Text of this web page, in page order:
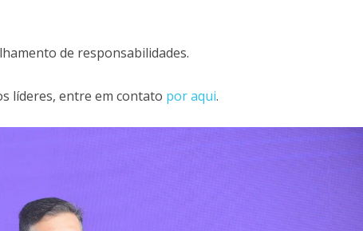
de responsabilidades.
líderes, entre em contato por aqui.